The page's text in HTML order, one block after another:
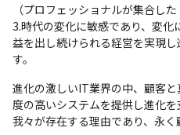
（プロフェッショナルが集合し
3.時代の変化に敏感であり、変
益を出し続けられる経営を実現
す。
進化の激しいIT業界の中、顧客
度の高いシステムを提供し進化を
我々が存在する理由であり、永く